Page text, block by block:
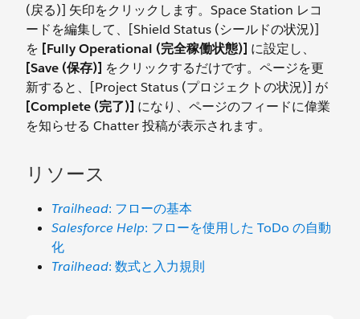
(戻る)] 矢印をクリックします。Space Station レコ
ードを編集して、[Shield Status (シールドの状況)]
を [Fully Operational (完全稼働状態)] に設定し、
[Save (保存)] をクリックするだけです。ページを更
新すると、[Project Status (プロジェクトの状況)] が
[Complete (完了)] になり、ページのフィードに偉業
を知らせる Chatter 投稿が表示されます。
リソース
Trailhead: フローの基本
Salesforce Help: フローを使用した ToDo の自動
化
Trailhead: 数式と入力規則